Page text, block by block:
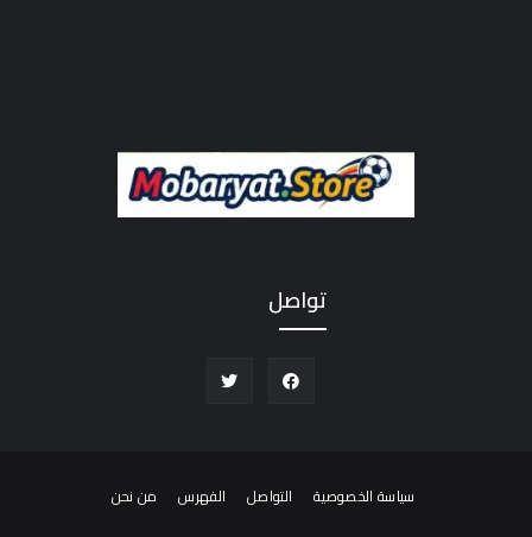
تواصل
سياسة الخصوصية التواصل الفهرس من نحن